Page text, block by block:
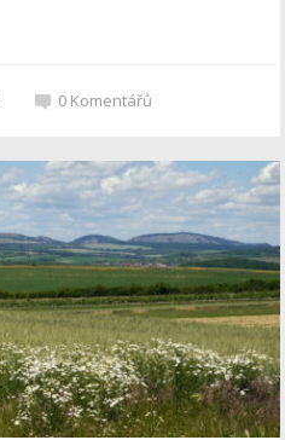
0 Komentářů